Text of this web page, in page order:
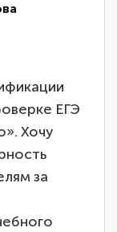
ЕГЭ
Хочу
за